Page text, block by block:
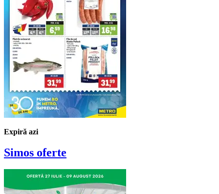
Expiră azi
Simos oferte